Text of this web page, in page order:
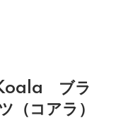
ブラ
（コアラ）